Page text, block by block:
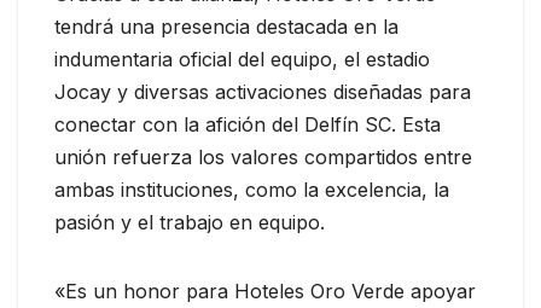
tendrá una presencia destacada en la
indumentaria oficial del equipo, el estadio
Jocay y diversas activaciones diseñadas para
conectar con la afición del Delfín SC. Esta
unión refuerza los valores compartidos entre
ambas instituciones, como la excelencia, la
pasión y el trabajo en equipo.
«Es un honor para Hoteles Oro Verde apoyar